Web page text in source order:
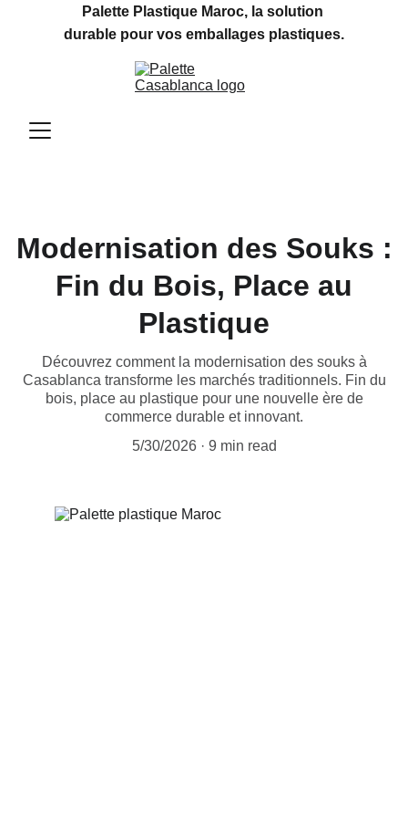
Palette Plastique Maroc, la solution
durable pour vos emballages plastiques.
Modernisation des Souks :
Fin du Bois, Place au
Plastique
Découvrez comment la modernisation des souks à
Casablanca transforme les marchés traditionnels. Fin du
bois, place au plastique pour une nouvelle ère de
commerce durable et innovant.
5/30/2026
9 min read